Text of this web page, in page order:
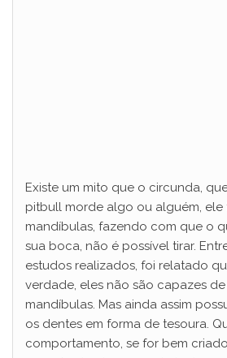
Existe um mito que o circunda,
pitbull morde algo ou alguém, ele
mandíbulas, fazendo com que o
sua boca, não é possível tirar.
estudos realizados, foi relatado
verdade, eles não são capazes
mandíbulas. Mas ainda assim
os dentes em forma de tesoura.
comportamento, se for bem